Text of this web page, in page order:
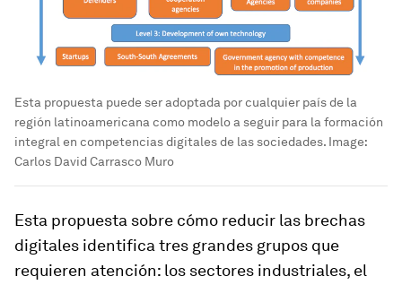
Esta propuesta puede ser adoptada por cualquier país de la
región latinoamericana como modelo a seguir para la formación
integral en competencias digitales de las sociedades. Image:
Carlos David Carrasco Muro
Esta propuesta sobre cómo reducir las brechas
digitales identifica tres grandes grupos que
requieren atención: los sectores industriales, el